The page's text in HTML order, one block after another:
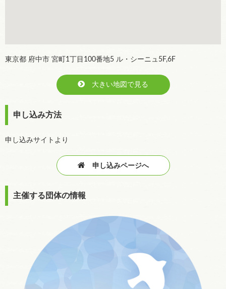
東京都 府中市 宮町1丁目100番地5 ル・シーニュ5F,6F
大きい地図で見る
申し込み方法
申し込みサイトより
申し込みページへ
主催する団体の情報